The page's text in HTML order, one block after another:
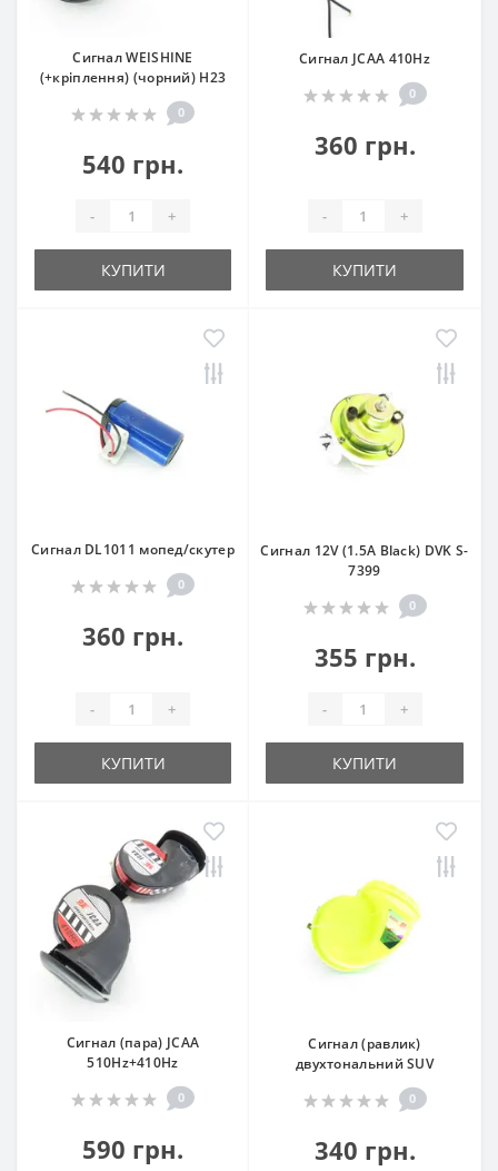
Сигнал WEISHINE
(+кріплення) (чорний) H23
0
540 грн.
- +
КУПИТИ
Сигнал JCAA 410Hz
0
360 грн.
- +
КУПИТИ
Сигнал DL1011 мопед/скутер
0
360 грн.
- +
КУПИТИ
Сигнал 12V (1.5A Black) DVK S-
7399
0
355 грн.
- +
КУПИТИ
Сигнал (пара) JCAA
510Hz+410Hz
0
590 грн.
Сигнал (равлик)
двухтональний SUV
0
340 грн.